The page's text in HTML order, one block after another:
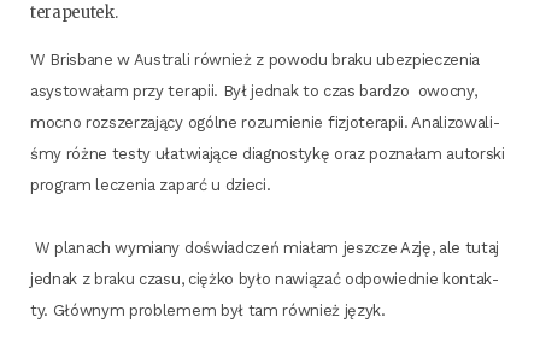
terapeutek.
W Bris­ba­ne w Austra­li rów­nież z powo­du bra­ku ubez­pie­cze­nia
asy­sto­wa­łam przy tera­pii. Był jed­nak to czas bar­dzo owoc­ny,
moc­no roz­sze­rza­ją­cy ogól­ne rozu­mie­nie fizjo­te­ra­pii. Ana­li­zo­wa­li­
śmy róż­ne testy uła­twia­ją­ce dia­gno­sty­kę oraz pozna­łam autor­ski
pro­gram lecze­nia zaparć u dzieci.
W pla­nach wymia­ny doświad­czeń mia­łam jesz­cze Azję, ale tutaj
jed­nak z bra­ku cza­su, cięż­ko było nawią­zać odpo­wied­nie kon­tak­
ty. Głów­nym pro­ble­mem był tam rów­nież język.